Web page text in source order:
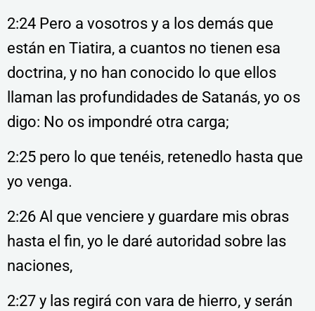
2:24 Pero a vosotros y a los demás que
están en Tiatira, a cuantos no tienen esa
doctrina, y no han conocido lo que ellos
llaman las profundidades de Satanás, yo os
digo: No os impondré otra carga;
2:25 pero lo que tenéis, retenedlo hasta que
yo venga.
2:26 Al que venciere y guardare mis obras
hasta el fin, yo le daré autoridad sobre las
naciones,
2:27 y las regirá con vara de hierro, y serán